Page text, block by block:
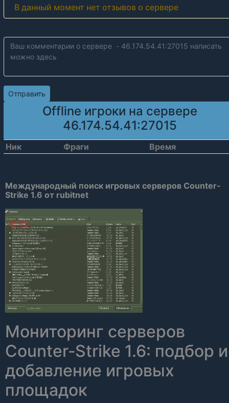
В данный момент нет отзывов о сервере
Offline игроки на сервере
46.174.54.41:27015
Ник Фраги Время
Международный поиск игровых серверов Counter-
Strike 1.6 от rubitnet
Мониторинг серверов
Counter‑Strike 1.6: подбор и
добавление игровых
площадок